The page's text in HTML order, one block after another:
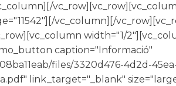
vc_column][/
width="1/
caption="Informació"
files/3320d476-4d2d-
link_target="_blank"